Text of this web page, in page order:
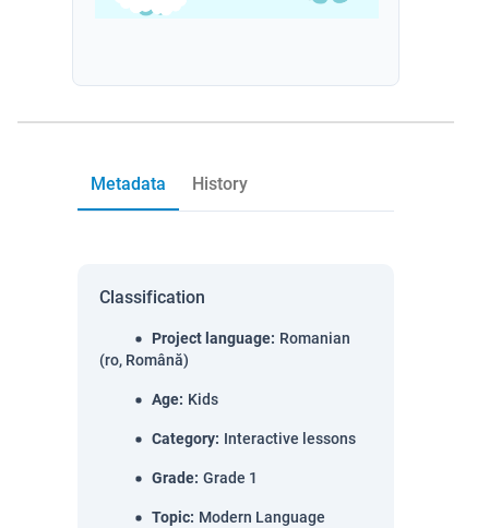
Metadata History
Classification
Project language: Romanian
(ro, Română)
Age: Kids
Category: Interactive lessons
Grade: Grade 1
Topic: Modern Language